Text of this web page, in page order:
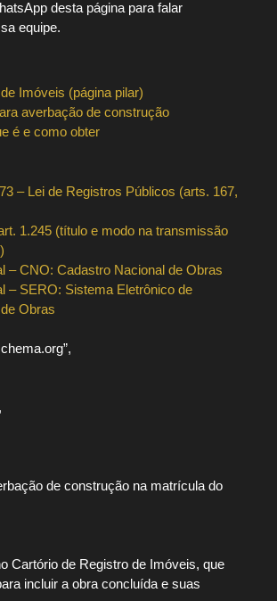
desta página para falar
equipe.
Imóveis (página pilar)
averbação de construção
é e como obter
– Lei de Registros Públicos (arts. 167,
1.245 (título e modo na transmissão
– CNO: Cadastro Nacional de Obras
– SERO: Sistema Eletrônico de
Obras
de construção na matrícula do
Cartório de Registro de Imóveis, que
incluir a obra concluída e suas